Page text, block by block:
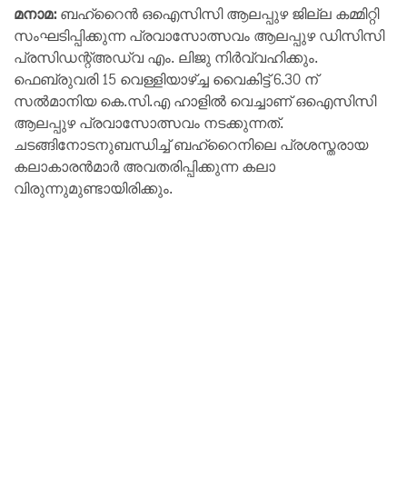
മനാമ:ബഹ്‌റൈൻ ഒഐസിസി ആലപ്പുഴ ജില്ല കമ്മിറ്റി
സംഘടിപ്പിക്കുന്ന പ്രവാസോത്സവം ആലപ്പുഴ ഡിസിസി
പ്രസിഡന്റ്അഡ്വ എം. ലിജു നിർവ്വഹിക്കും.
ഫെബ്രുവരി 15 വെള്ളിയാഴ്ച്ച വൈകിട്ട് 6.30 ന്
സൽമാനിയ കെ.സി.എ ഹാളിൽ വെച്ചാണ് ഒഐസിസി
ആലപ്പുഴ പ്രവാസോത്സവം നടക്കുന്നത്.
ചടങ്ങിനോടനുബന്ധിച്ച്‌ ബഹ്‌റൈനിലെ പ്രശസ്തരായ
കലാകാരൻമാർ അവതരിപ്പിക്കുന്ന കലാ
വിരുന്നുമുണ്ടായിരിക്കും.